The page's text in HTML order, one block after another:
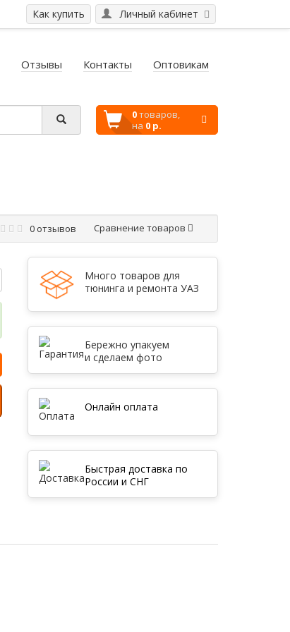
Личный кабинет
Как купить
Отзывы Контакты Оптовикам
0товаров,
на 0 р.
Сравнение товаров
0 отзывов
Много товаров для
тюнинга и ремонта УАЗ
Бережно упакуем
и сделаем фото
Онлайн оплата
Быстрая доставка по
России и СНГ